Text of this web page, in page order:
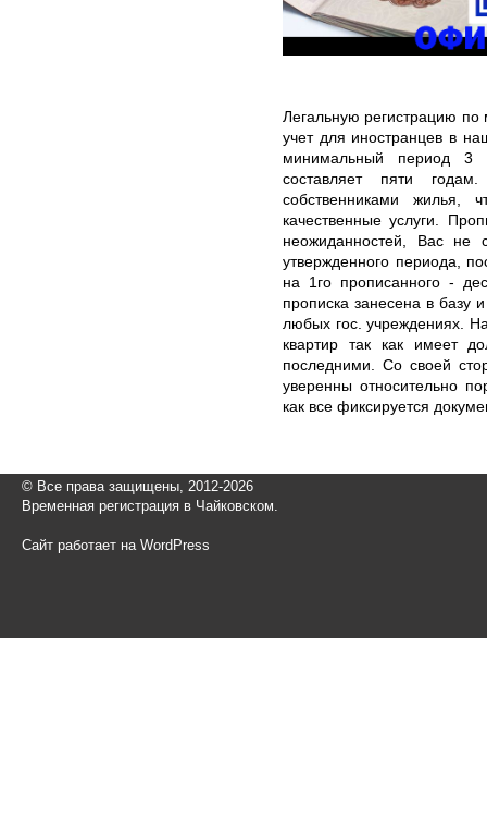
Легальную регистрацию
учет для иностранцев в
минимальный период 3
составляет пяти
собственниками жилья,
качественные услуги.
неожиданностей, Вас не
утвержденного периода,
на 1го прописанного -
прописка занесена в базу
любых гос. учреждениях.
квартир так как имеет
последними. Со своей
уверенны относительно
как все фиксируется
© Все права защищены, 2012-2026
Временная регистрация в Чайковском.
Сайт работает на WordPress